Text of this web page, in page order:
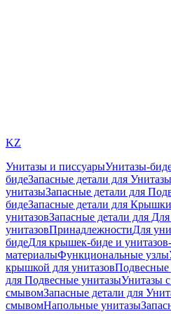
KZ
Унитазы и писсуарыУнитазы-
бидеЗапасные детали для
унитазыЗапасные детали для
бидеЗапасные детали для
унитазовЗапасные детали для
унитазовПринадлежностиДля
бидеДля крышек-биде и
материалыФункциональные узлы
крышкой для унитазовПодвесные
для Подвесные унитазыУнитазы
смывомЗапасные детали для
смывомНапольные унитазы